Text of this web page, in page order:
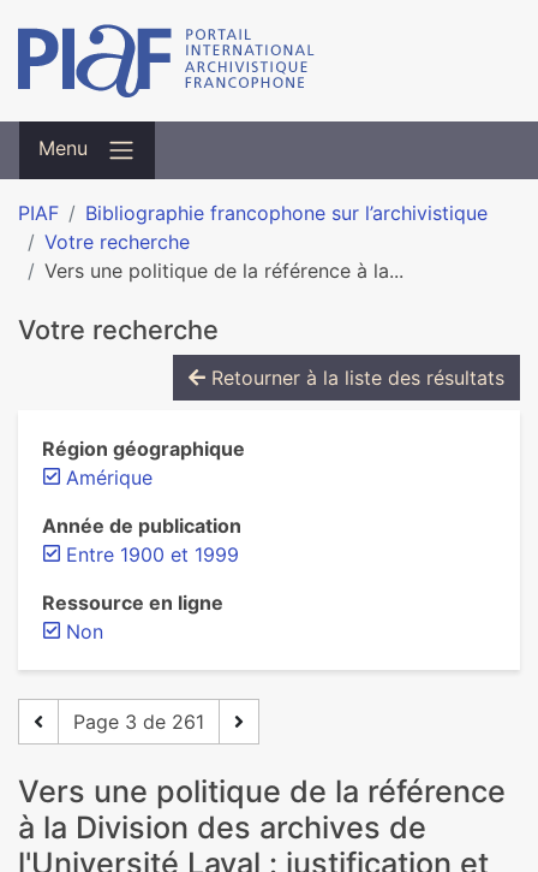
Menu
PIAF
Bibliographie francophone sur l’archivistique
Votre recherche
Vers une politique de la référence à la...
Votre recherche
Retourner à la liste des résultats
Région géographique
Amérique
Année de publication
Entre 1900 et 1999
Ressource en ligne
Non
Page 3 de 261
Vers une politique de la référence
à la Division des archives de
l'Université Laval : justification et